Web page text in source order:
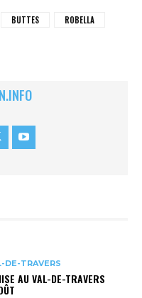
BUTTES
ROBELLA
DE-TRAVERS
AU VAL-DE-TRAVERS